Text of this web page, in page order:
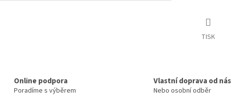
TISK
Online podpora
Poradíme s výběrem
Vlastní doprava od nás
Nebo osobní odběr